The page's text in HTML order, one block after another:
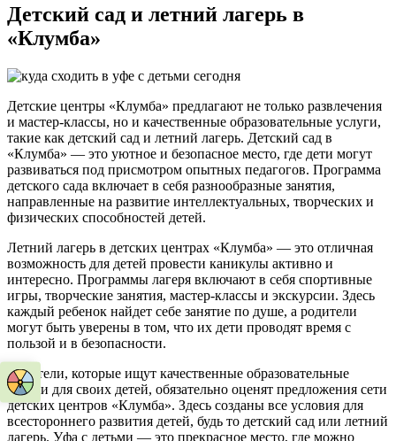
Детский сад и летний лагерь в
«Клумба»
Детские центры «Клумба» предлагают не только развлечения
и мастер-классы, но и качественные образовательные услуги,
такие как детский сад и летний лагерь. Детский сад в
«Клумба» — это уютное и безопасное место, где дети могут
развиваться под присмотром опытных педагогов. Программа
детского сада включает в себя разнообразные занятия,
направленные на развитие интеллектуальных, творческих и
физических способностей детей.
Летний лагерь в детских центрах «Клумба» — это отличная
возможность для детей провести каникулы активно и
интересно. Программы лагеря включают в себя спортивные
игры, творческие занятия, мастер-классы и экскурсии. Здесь
каждый ребенок найдет себе занятие по душе, а родители
могут быть уверены в том, что их дети проводят время с
пользой и в безопасности.
Родители, которые ищут качественные образовательные
услуги для своих детей, обязательно оценят предложения сети
детских центров «Клумба». Здесь созданы все условия для
всестороннего развития детей, будь то детский сад или летний
лагерь. Уфа с детьми — это прекрасное место, где можно